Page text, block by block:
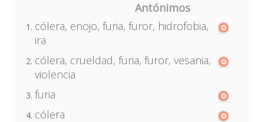
Antónimos
cólera, enojo, furia, furor, hidrofobia,
ira
cólera, crueldad, furia, furor, vesania,
violencia
furia
cólera